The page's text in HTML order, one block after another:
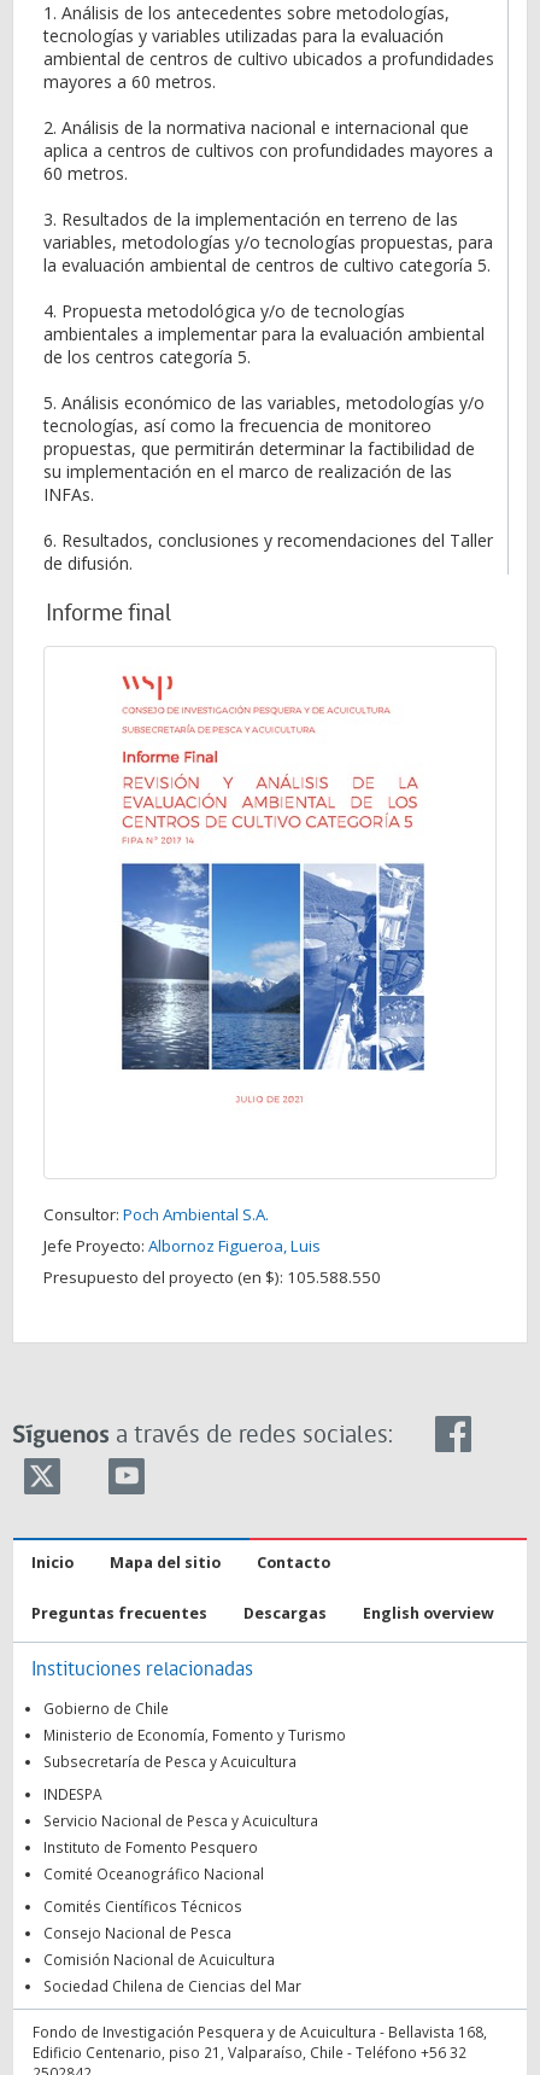
1. Análisis de los antecedentes sobre metodologías,
tecnologías y variables utilizadas para la evaluación
ambiental de centros de cultivo ubicados a profundidades
mayores a 60 metros.
2. Análisis de la normativa nacional e internacional que
aplica a centros de cultivos con profundidades mayores a
60 metros.
3. Resultados de la implementación en terreno de las
variables, metodologías y/o tecnologías propuestas, para
la evaluación ambiental de centros de cultivo categoría 5.
4. Propuesta metodológica y/o de tecnologías
ambientales a implementar para la evaluación ambiental
de los centros categoría 5.
5. Análisis económico de las variables, metodologías y/o
tecnologías, así como la frecuencia de monitoreo
propuestas, que permitirán determinar la factibilidad de
su implementación en el marco de realización de las
INFAs.
6. Resultados, conclusiones y recomendaciones del Taller
de difusión.
Informe final
Consultor: Poch Ambiental S.A.
Jefe Proyecto: Albornoz Figueroa, Luis
Presupuesto del proyecto (en $): 105.588.550
Síguenos a través de redes sociales:
Inicio Mapa del sitio Contacto
Preguntas frecuentes Descargas English overview
Instituciones relacionadas
Gobierno de Chile
Ministerio de Economía, Fomento y Turismo
Subsecretaría de Pesca y Acuicultura
INDESPA
Servicio Nacional de Pesca y Acuicultura
Instituto de Fomento Pesquero
Comité Oceanográfico Nacional
Comités Científicos Técnicos
Consejo Nacional de Pesca
Comisión Nacional de Acuicultura
Sociedad Chilena de Ciencias del Mar
Fondo de Investigación Pesquera y de Acuicultura - Bellavista 168,
Edificio Centenario, piso 21, Valparaíso, Chile - Teléfono +56 32